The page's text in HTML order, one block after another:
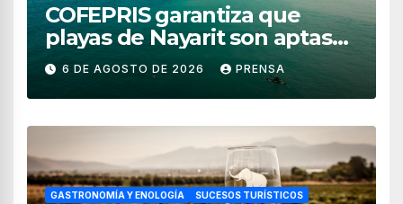
COFEPRIS garantiza que
playas de Nayarit son aptas
para uso recreativo
6 DE AGOSTO DE 2026 PRENSA
GASTRONOMÍA Y ENOLOGÍA SUCESOS TURÍSTICOS